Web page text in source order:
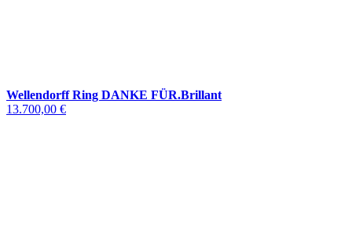
Wellendorff Ring DANKE FÜR.Brillant
13.700,00 €